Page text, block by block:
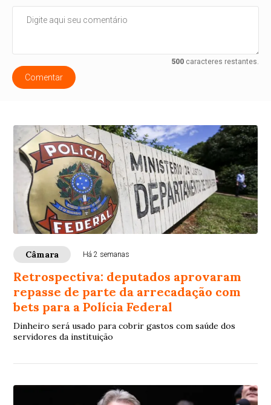
500caracteres restantes.
Comentar
Câmara Há 2 semanas
Retrospectiva: deputados aprovaram
repasse de parte da arrecadação com
bets para a Polícia Federal
Dinheiro será usado para cobrir gastos com saúde dos
servidores da instituição